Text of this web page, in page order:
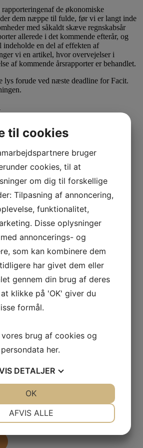
de økonomiske
dem næppe til fulde, før vi er langt inde
med såkaldt skæve regnskabsår
allerede i det kommende efterår, og
indeholde en del af effekten af
vi en artikel, hvor overvejelser i
af kommende årsrapporter er behandlet.
lys forude ved næste deadline for Facit.
kontaktet vedr. et uforpligtende
sig om?
til cookies
bruger
cookies, til at
om dig til forskellige
Tilpasning af annoncering,
funktionalitet,
Disse oplysninger
annoncerings- og
som kan kombinere dem
har givet dem eller
gennem din brug af deres
klikke på 'OK' giver du
formål.
brug af cookies og
her.
DETALJER
AFVIS ALLE
OK